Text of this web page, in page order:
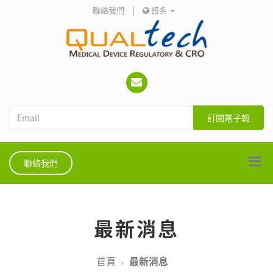
聯絡我們 | 語系
訂閱電子報
聯絡我們
最新消息
首頁 最新消息